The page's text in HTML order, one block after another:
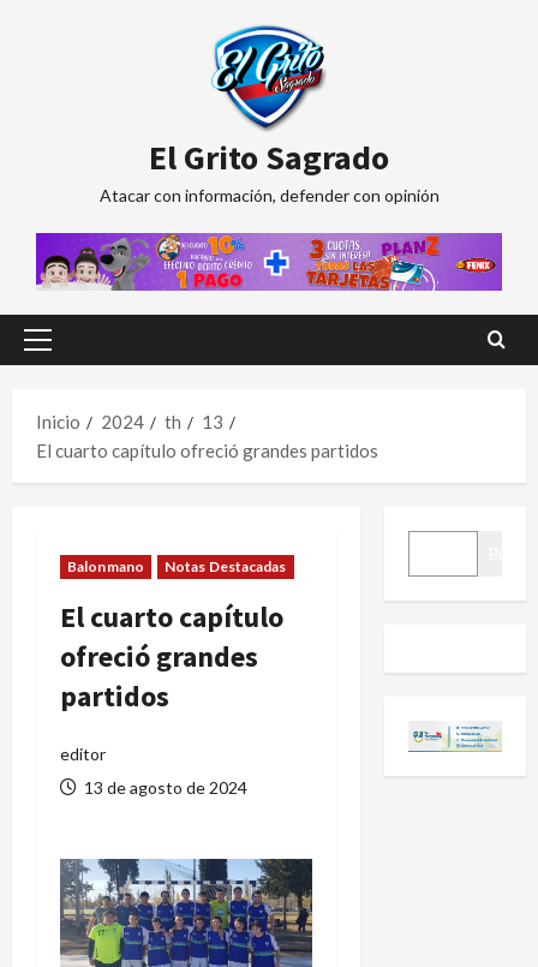
El Grito Sagrado
Atacar con información, defender con opinión
Menú
Inicio
2024 th
13
El cuarto capítulo ofreció grandes partidos
Balonmano Notas Destacadas
El cuarto capítulo
ofreció grandes
partidos
editor
13 de agosto de 2024